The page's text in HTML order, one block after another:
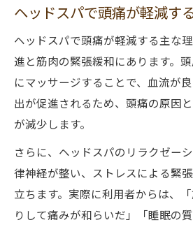
ヘッドスパで頭痛が軽減す
ヘッドスパで頭痛が軽減する主な
進と筋肉の緊張緩和にあります。
にマッサージすることで、血流が
出が促進されるため、頭痛の原因
が減少します。
さらに、ヘッドスパのリラクゼー
律神経が整い、ストレスによる緊
立ちます。実際に利用者からは、
りして痛みが和らいだ」「睡眠の